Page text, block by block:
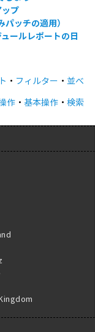
プ
ッチの適用）
ールレポートの日
・ フィルター ・ 並べ
作 ・ 基本操作 ・検索